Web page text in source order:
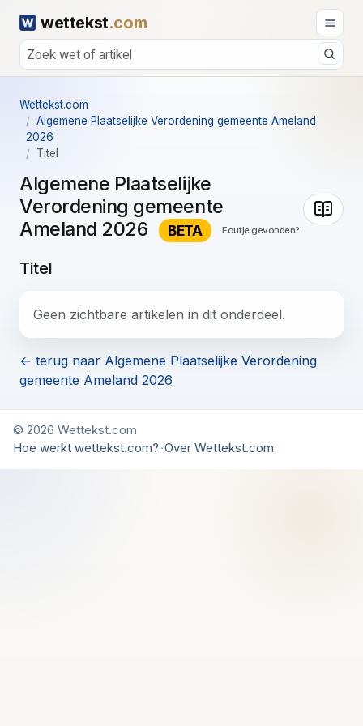
wettekst.com
Wettekst.com
Algemene Plaatselijke Verordening gemeente Ameland
2026
Titel
Algemene Plaatselijke
Verordening gemeente
Ameland 2026
BETA Foutje gevonden?
Titel
Geen zichtbare artikelen in dit onderdeel.
← terug naar Algemene Plaatselijke Verordening
gemeente Ameland 2026
© 2026 Wettekst.com
Hoe werkt wettekst.com? ·Over Wettekst.com